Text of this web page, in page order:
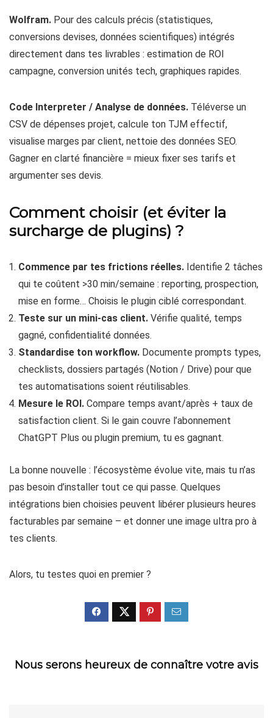
Wolfram. Pour des calculs précis (statistiques,
conversions devises, données scientifiques) intégrés
directement dans tes livrables : estimation de ROI
campagne, conversion unités tech, graphiques rapides.
Code Interpreter / Analyse de données. Téléverse un
CSV de dépenses projet, calcule ton TJM effectif,
visualise marges par client, nettoie des données SEO.
Gagner en clarté financière = mieux fixer ses tarifs et
argumenter ses devis.
Comment choisir (et éviter la
surcharge de plugins) ?
Commence par tes frictions réelles. Identifie 2 tâches
qui te coûtent >30 min/semaine : reporting, prospection,
mise en forme… Choisis le plugin ciblé correspondant.
Teste sur un mini‑cas client. Vérifie qualité, temps
gagné, confidentialité données.
Standardise ton workflow. Documente prompts types,
checklists, dossiers partagés (Notion / Drive) pour que
tes automatisations soient réutilisables.
Mesure le ROI. Compare temps avant/après + taux de
satisfaction client. Si le gain couvre l’abonnement
ChatGPT Plus ou plugin premium, tu es gagnant.
La bonne nouvelle : l’écosystème évolue vite, mais tu n’as
pas besoin d’installer tout ce qui passe. Quelques
intégrations bien choisies peuvent libérer plusieurs heures
facturables par semaine – et donner une image ultra pro à
tes clients.
Alors, tu testes quoi en premier ?
Nous serons heureux de connaître votre avis